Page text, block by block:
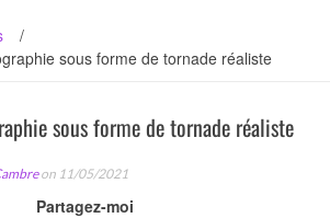
/
sous forme de tornade réaliste
sous forme de tornade réaliste
on 11/05/2021
Partagez-moi